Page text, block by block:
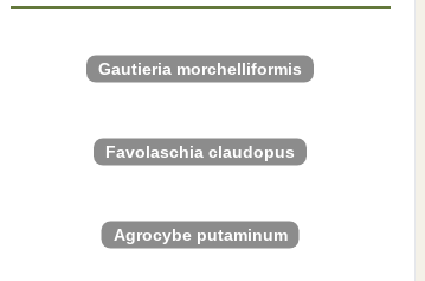
Gautieria morchelliformis
Favolaschia claudopus
Agrocybe putaminum